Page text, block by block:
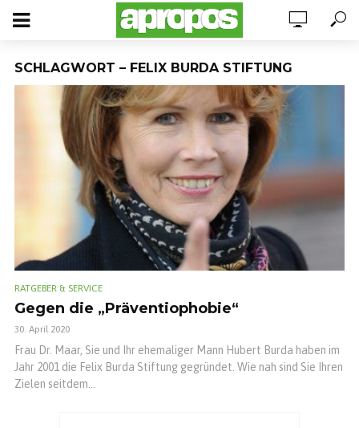
SCHLAGWORT – FELIX BURDA STIFTUNG
RATGEBER & SERVICE
Gegen die „Präventiophobie“
30. April 2020
Frau Dr. Maar, Sie und Ihr ehemaliger Mann Hubert Burda haben im
Jahr 2001 die Felix Burda Stiftung gegründet. Wie nah sind Sie Ihren
Zielen seitdem...